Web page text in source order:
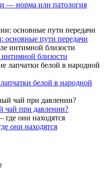
— норма или патология
основные пути передачи
близости
белой в народной
чай при давлении?
они находятся